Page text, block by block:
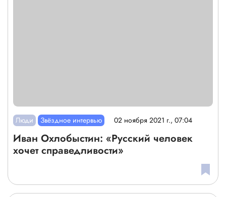
Люди Звёздное интервью 02 ноября 2021 г., 07:04
Иван Охлобыстин: «Русский человек
хочет справедливости»